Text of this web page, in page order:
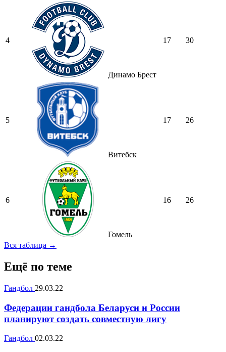
4
Динамо Брест
17 30
5
Витебск
17 26
6
Гомель
16 26
Вся таблица →
Ещё по теме
Гандбол 29.03.22
Федерации гандбола Беларуси и России
планируют создать совместную лигу
Гандбол 02.03.22